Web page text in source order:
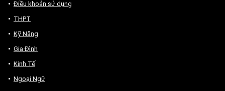
Điều khoản sử dụng
THPT
Kỹ Năng
Gia Đình
Kinh Tế
Ngoại Ngữ